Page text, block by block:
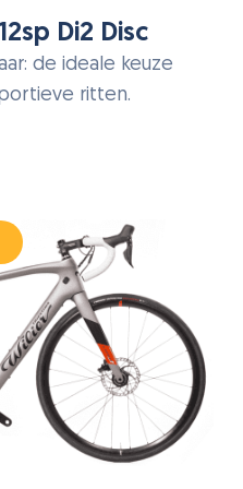
Di2 Disc
de ideale keuze
ritten.